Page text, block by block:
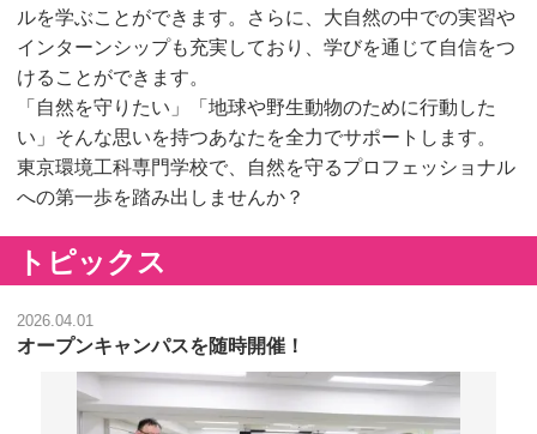
ルを学ぶことができます。さらに、大自然の中での実習や
インターンシップも充実しており、学びを通じて自信をつ
けることができます。
「自然を守りたい」「地球や野生動物のために行動した
い」そんな思いを持つあなたを全力でサポートします。
東京環境工科専門学校で、自然を守るプロフェッショナル
への第一歩を踏み出しませんか？
トピックス
2026.04.01
オープンキャンパスを随時開催！